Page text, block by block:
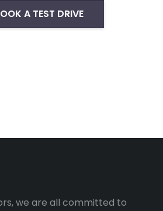
A TEST DRIVE
we are all committed to